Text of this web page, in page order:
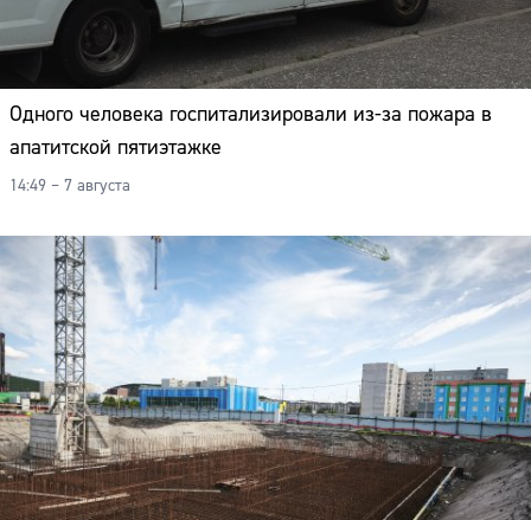
Одного человека госпитализировали из-за пожара в
апатитской пятиэтажке
14:49 – 7 августа